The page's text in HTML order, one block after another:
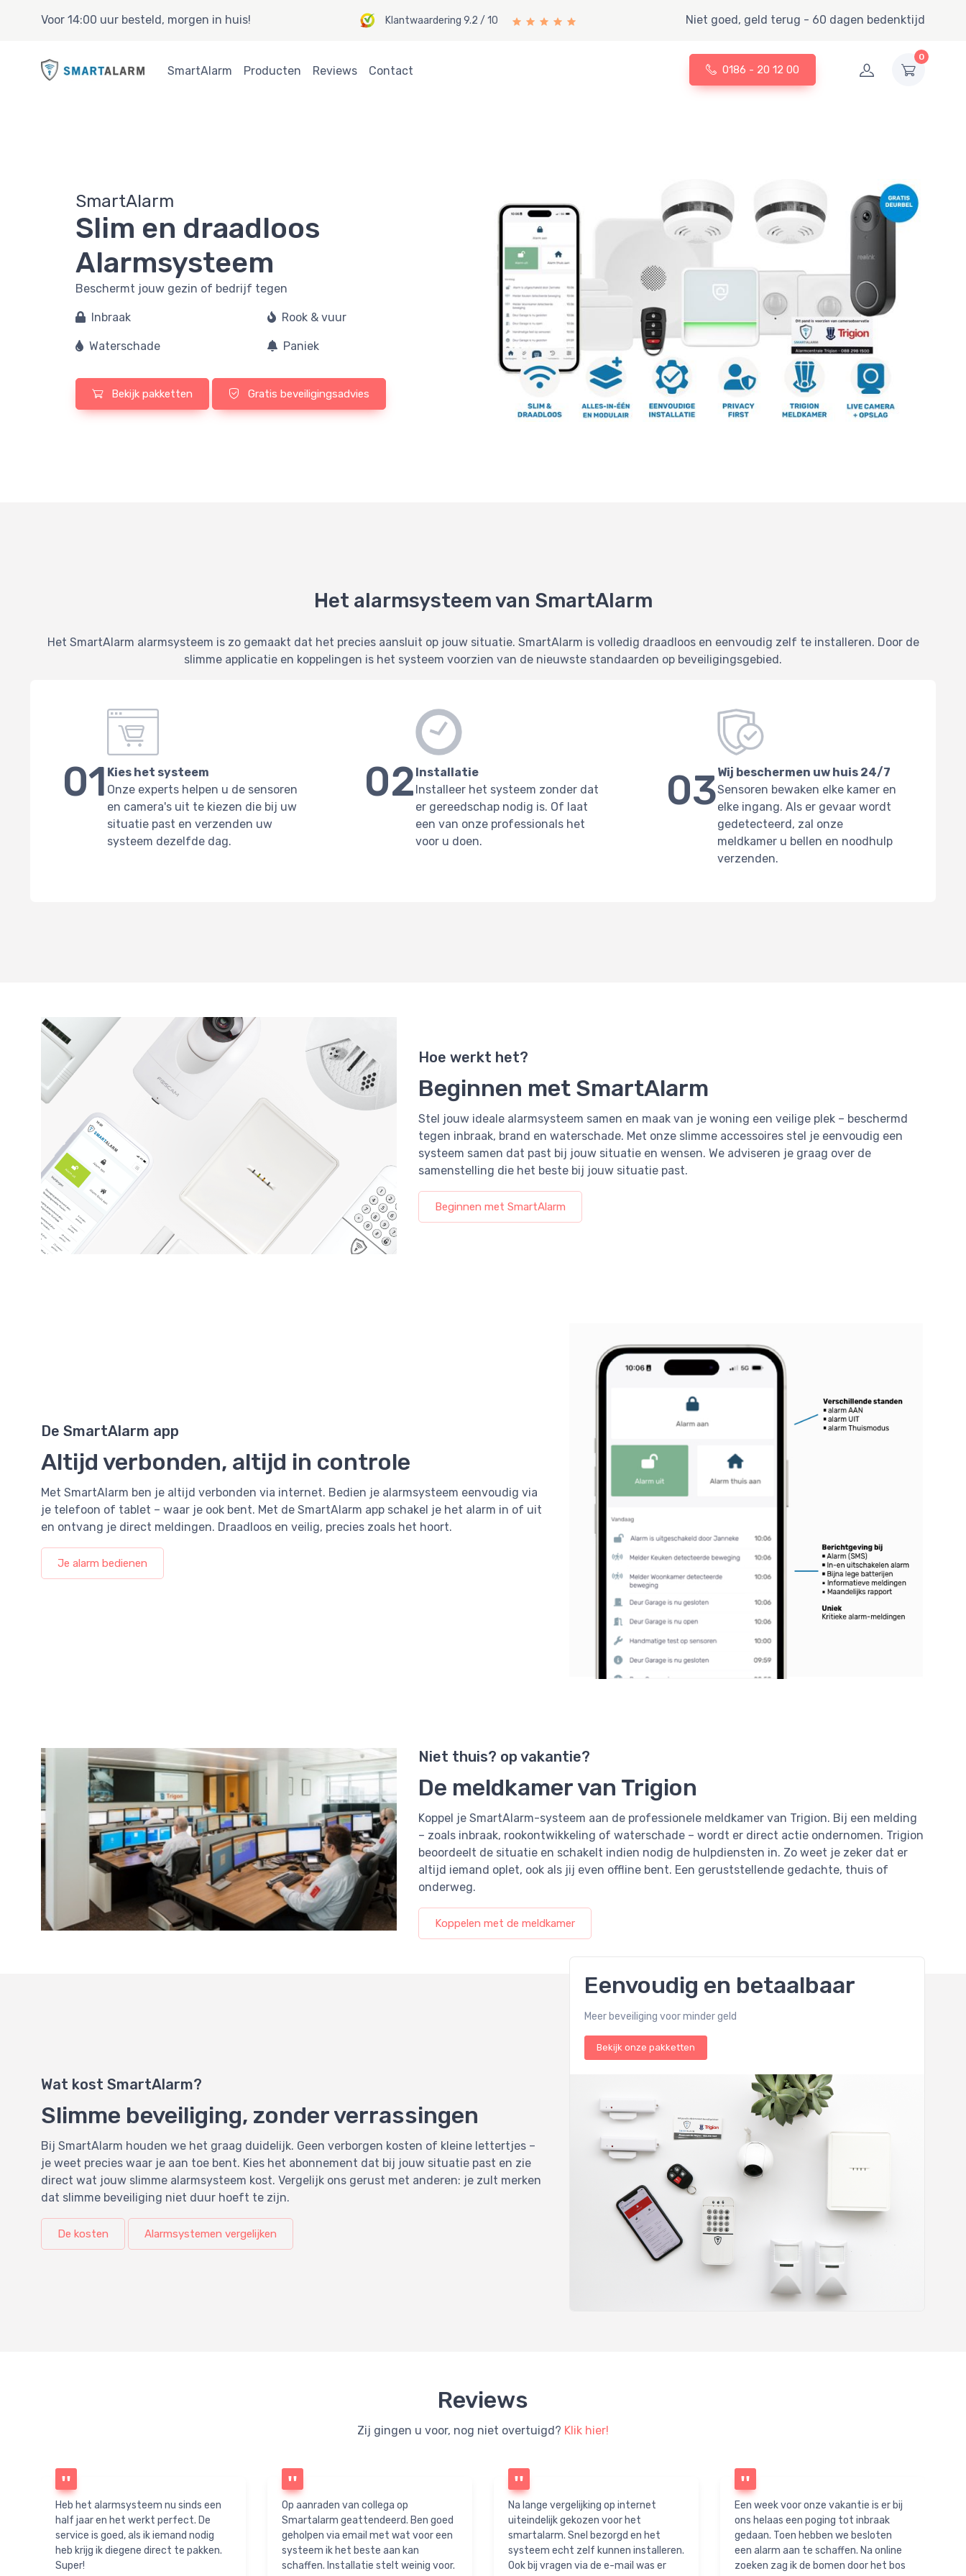
Voor 14:00 uur besteld, morgen in huis! Klantwaardering 9.2 / 10 Niet goed, geld terug - 60 dagen bedenktijd
0
SmartAlarm Producten Reviews Contact 0186 - 20 12 00
SmartAlarm
Slim en draadloos
Alarmsysteem
Beschermt jouw gezin of bedrijf tegen
Inbraak Rook & vuur
Waterschade Paniek
Bekijk pakketten Gratis beveiligingsadvies
Het alarmsysteem van SmartAlarm
Het SmartAlarm alarmsysteem is zo gemaakt dat het precies aansluit op jouw situatie. SmartAlarm is volledig draadloos en eenvoudig zelf te installeren. Door de
slimme applicatie en koppelingen is het systeem voorzien van de nieuwste standaarden op beveiligingsgebied.
01 Kies het systeem
Onze experts helpen u de sensoren
en camera's uit te kiezen die bij uw
situatie past en verzenden uw
systeem dezelfde dag.
02 Installatie
Installeer het systeem zonder dat
er gereedschap nodig is. Of laat
een van onze professionals het
voor u doen.
03Wij beschermen uw huis 24/7
Sensoren bewaken elke kamer en
elke ingang. Als er gevaar wordt
gedetecteerd, zal onze
meldkamer u bellen en noodhulp
verzenden.
Hoe werkt het?
Beginnen met SmartAlarm
Stel jouw ideale alarmsysteem samen en maak van je woning een veilige plek – beschermd
tegen inbraak, brand en waterschade. Met onze slimme accessoires stel je eenvoudig een
systeem samen dat past bij jouw situatie en wensen. We adviseren je graag over de
samenstelling die het beste bij jouw situatie past.
Beginnen met SmartAlarm
De SmartAlarm app
Altijd verbonden, altijd in controle
Met SmartAlarm ben je altijd verbonden via internet. Bedien je alarmsysteem eenvoudig via
je telefoon of tablet – waar je ook bent. Met de SmartAlarm app schakel je het alarm in of uit
en ontvang je direct meldingen. Draadloos en veilig, precies zoals het hoort.
Je alarm bedienen
Niet thuis? op vakantie?
De meldkamer van Trigion
Koppel je SmartAlarm-systeem aan de professionele meldkamer van Trigion. Bij een melding
– zoals inbraak, rookontwikkeling of waterschade – wordt er direct actie ondernomen. Trigion
beoordeelt de situatie en schakelt indien nodig de hulpdiensten in. Zo weet je zeker dat er
altijd iemand oplet, ook als jij even offline bent. Een geruststellende gedachte, thuis of
onderweg.
Koppelen met de meldkamer
Wat kost SmartAlarm?
Slimme beveiliging, zonder verrassingen
Bij SmartAlarm houden we het graag duidelijk. Geen verborgen kosten of kleine lettertjes –
je weet precies waar je aan toe bent. Kies het abonnement dat bij jouw situatie past en zie
direct wat jouw slimme alarmsysteem kost. Vergelijk ons gerust met anderen: je zult merken
dat slimme beveiliging niet duur hoeft te zijn.
De kosten Alarmsystemen vergelijken
Eenvoudig en betaalbaar
Meer beveiliging voor minder geld
Bekijk onze pakketten
Reviews
Zij gingen u voor, nog niet overtuigd? Klik hier!
Heb het alarmsysteem nu sinds een
half jaar en het werkt perfect. De
service is goed, als ik iemand nodig
heb krijg ik diegene direct te pakken.
Super!
Op aanraden van collega op
Smartalarm geattendeerd. Ben goed
geholpen via email met wat voor een
systeem ik het beste aan kan
schaffen. Installatie stelt weinig voor.
Na lange vergelijking op internet
uiteindelijk gekozen voor het
smartalarm. Snel bezorgd en het
systeem echt zelf kunnen installeren.
Ook bij vragen via de e-mail was er
Een week voor onze vakantie is er bij
ons helaas een poging tot inbraak
gedaan. Toen hebben we besloten
een alarm aan te schaffen. Na online
zoeken zag ik de bomen door het bos